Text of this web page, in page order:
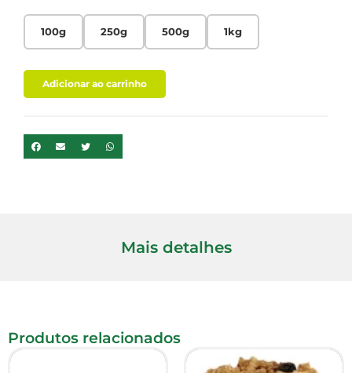
100g 250g 500g 1kg
Adicionar ao carrinho
Mais detalhes
Produtos relacionados